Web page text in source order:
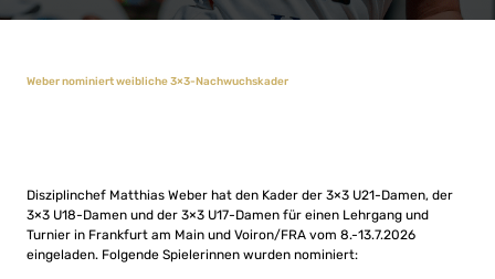
Weber nominiert weibliche 3×3-Nachwuchskader
Disziplinchef Matthias Weber hat den Kader der 3×3 U21-Damen, der
3×3 U18-Damen und der 3×3 U17-Damen für einen Lehrgang und
Turnier in Frankfurt am Main und Voiron/FRA vom 8.-13.7.2026
eingeladen. Folgende Spielerinnen wurden nominiert: